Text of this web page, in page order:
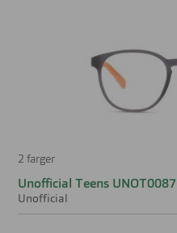
2 farger
Unofficial Teens UNOT0087
Unofficial